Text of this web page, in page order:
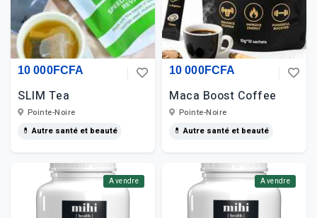
10 000FCFA
SLIM Tea
Pointe-Noire
💊 Autre santé et beauté
10 000FCFA
Maca Boost Coffee
Pointe-Noire
💊 Autre santé et beauté
A vendre A vendre